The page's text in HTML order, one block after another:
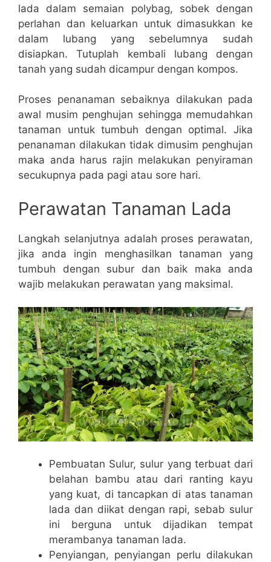
lada dalam semaian polybag, sobek dengan
perlahan dan keluarkan untuk dimasukkan ke
dalam lubang yang sebelumnya sudah
disiapkan. Tutuplah kembali lubang dengan
tanah yang sudah dicampur dengan kompos.
Proses penanaman sebaiknya dilakukan pada
awal musim penghujan sehingga memudahkan
tanaman untuk tumbuh dengan optimal. Jika
penanaman dilakukan tidak dimusim penghujan
maka anda harus rajin melakukan penyiraman
secukupnya pada pagi atau sore hari.
Perawatan Tanaman Lada
Langkah selanjutnya adalah proses perawatan,
jika anda ingin menghasilkan tanaman yang
tumbuh dengan subur dan baik maka anda
wajib melakukan perawatan yang maksimal.
Pembuatan Sulur, sulur yang terbuat dari
belahan bambu atau dari ranting kayu
yang kuat, di tancapkan di atas tanaman
lada dan diikat dengan rapi, sebab sulur
ini berguna untuk dijadikan tempat
merambanya tanaman lada.
Penyiangan, penyiangan perlu dilakukan